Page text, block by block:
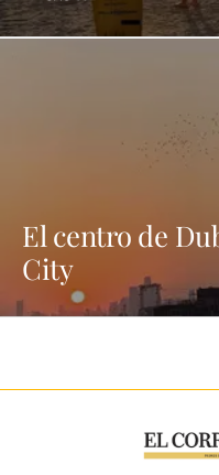
El centro de
City